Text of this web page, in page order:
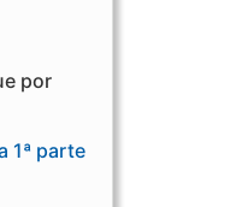
por
1ª parte